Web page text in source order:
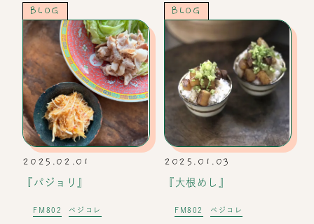
BLOG
2025.02.01
『パジョリ』
FM802 ベジコレ
BLOG
2025.01.03
『大根めし』
FM802 ベジコレ